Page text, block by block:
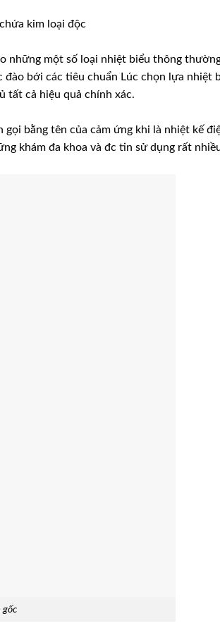
kim loại độc
những một số loại nhiệt biểu thông
bới các tiêu chuẩn Lúc chọn lựa nhiệt
tất cả hiệu quả chính xác.
bằng tên của cảm ứng khi là nhiệt kế
khám đa khoa và đc tin sử dụng rất
gốc